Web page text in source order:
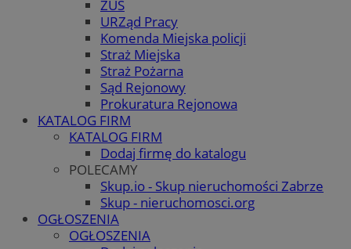
ZUS
URZąd Pracy
Komenda Miejska policji
Straż Miejska
Straż Pożarna
Sąd Rejonowy
Prokuratura Rejonowa
KATALOG FIRM
KATALOG FIRM
Dodaj firmę do katalogu
POLECAMY
Skup.io - Skup nieruchomości Zabrze
Skup - nieruchomosci.org
OGŁOSZENIA
OGŁOSZENIA